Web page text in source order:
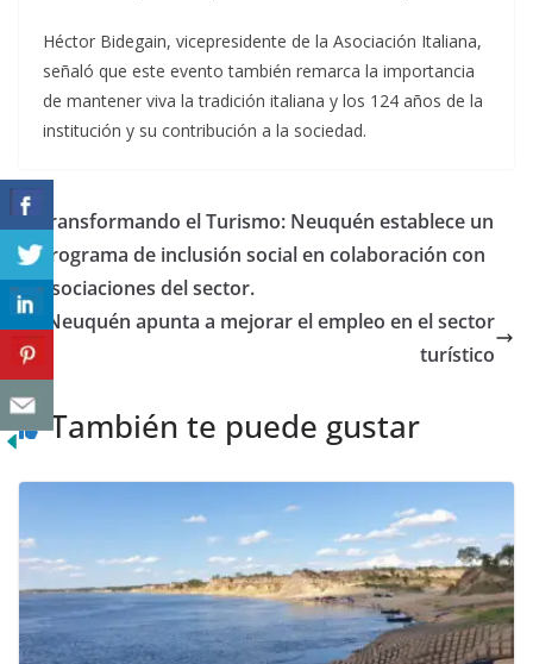
Héctor Bidegain, vicepresidente de la Asociación Italiana,
señaló que este evento también remarca la importancia
de mantener viva la tradición italiana y los 124 años de la
institución y su contribución a la sociedad.
Transformando el Turismo: Neuquén establece un
programa de inclusión social en colaboración con
Asociaciones del sector.
Neuquén apunta a mejorar el empleo en el sector
turístico
También te puede gustar